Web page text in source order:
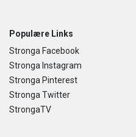
Populære Links
Stronga Facebook
Stronga Instagram
Stronga Pinterest
Stronga Twitter
StrongaTV